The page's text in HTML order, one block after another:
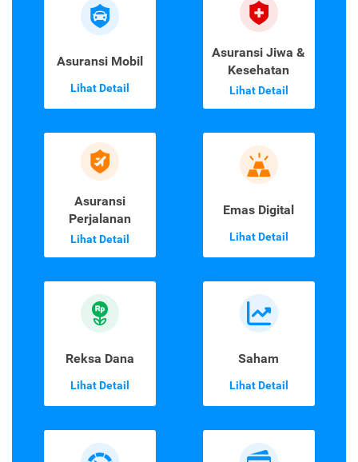
Asuransi Mobil
Lihat Detail
Asuransi Jiwa &
Kesehatan
Lihat Detail
Asuransi
Perjalanan
Lihat Detail
Emas Digital
Lihat Detail
Reksa Dana
Lihat Detail
Saham
Lihat Detail